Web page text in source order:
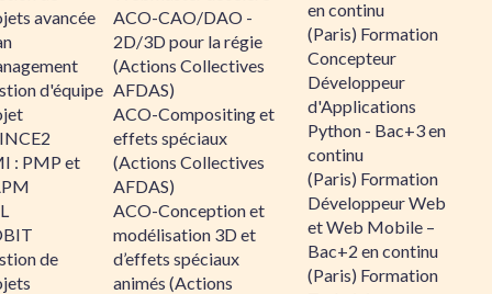
avancée
d'équipe
: PMP et
de
ACO-CAO/DAO -
2D/3D pour la régie
(Actions Collectives
AFDAS)
ACO-Compositing et
effets spéciaux
(Actions Collectives
AFDAS)
ACO-Conception et
modélisation 3D et
d’effets spéciaux
animés (Actions
en continu
(Paris) Formation
Concepteur
Développeur
d'Applications
Python - Bac+3 en
continu
(Paris) Formation
Développeur Web
et Web Mobile –
Bac+2 en continu
(Paris) Formation